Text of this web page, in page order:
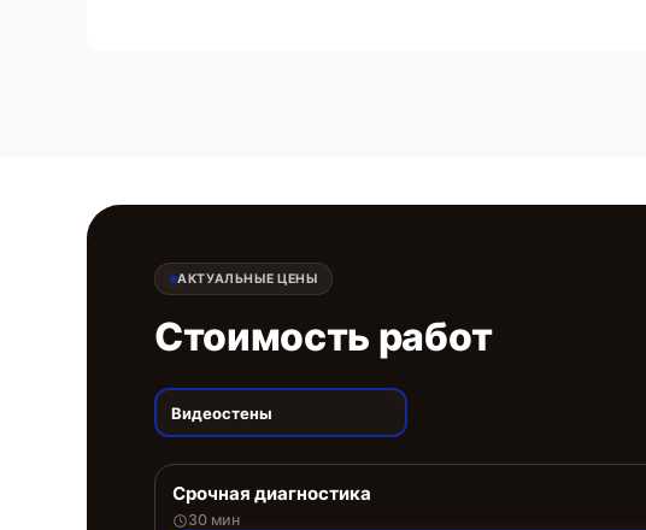
АКТУАЛЬНЫЕ ЦЕНЫ
Стоимость работ
Видеостены
Срочная диагностика
30 мин